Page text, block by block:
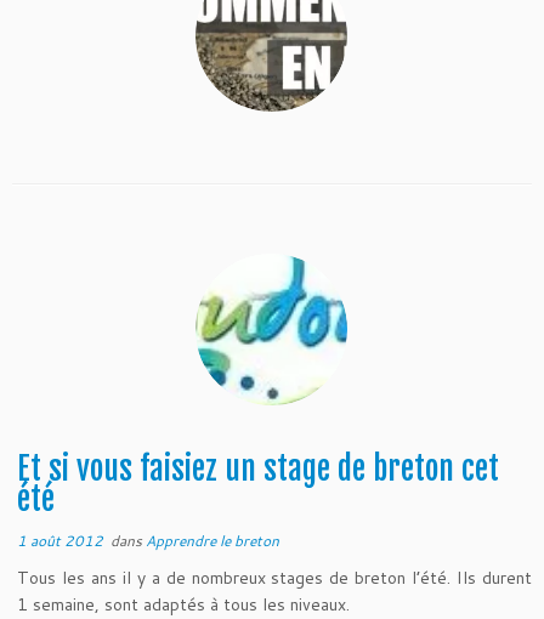
Et si vous faisiez un stage de breton cet
été
1 août 2012 dans Apprendre le breton
Tous les ans il y a de nombreux stages de breton l’été. Ils durent
1 semaine, sont adaptés à tous les niveaux.